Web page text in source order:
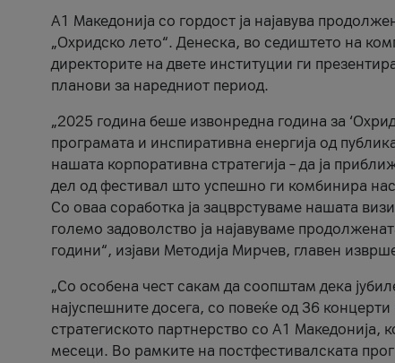
A1 Македонија со гордост ја најавува
„Охридско лето“. Денеска, во седиштето на
директорите на двете институции ги
планови за наредниот период.
„2025 година беше извонредна година за
програмата и инспиративна енергија од
нашата корпоративна стратегија – да ја
дел од фестивал што успешно ги комбинира
Со оваа соработка ја зацврстуваме нашата
големо задоволство ја најавуваме
години“, изјави Методија Мирчев, главен
„Со особена чест сакам да соопштам дека
најуспешните досега, со повеќе од 36
стратегиското партнерство со А1
месеци. Во рамките на постфестивалската